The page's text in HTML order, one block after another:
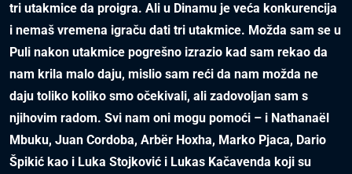
tri utakmice da proigra. Ali u Dinamu je veća konkurencija
i nemaš vremena igraču dati tri utakmice. Možda sam se u
Puli nakon utakmice pogrešno izrazio kad sam rekao da
nam krila malo daju, mislio sam reći da nam možda ne
daju toliko koliko smo očekivali, ali zadovoljan sam s
njihovim radom. Svi nam oni mogu pomoći – i Nathanaël
Mbuku, Juan Cordoba, Arbër Hoxha, Marko Pjaca, Dario
Špikić kao i Luka Stojković i Lukas Kačavenda koji su